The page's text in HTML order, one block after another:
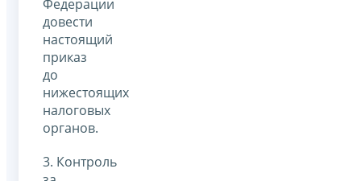
Федерации
довести
настоящий
приказ
до
нижестоящих
налоговых
органов.
3. Контроль